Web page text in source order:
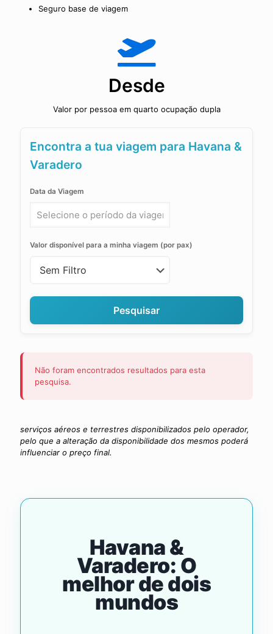
Seguro base de viagem
Desde
Valor por pessoa em quarto ocupação dupla
Encontra a tua viagem para Havana &
Varadero
Data da Viagem
Valor disponível para a minha viagem (por pax)
Pesquisar
Não foram encontrados resultados para esta
pesquisa.
serviços aéreos e terrestres disponibilizados pelo operador,
pelo que a alteração da disponibilidade dos mesmos poderá
influenciar o preço final.
Havana &
Varadero: O
melhor de dois
mundos